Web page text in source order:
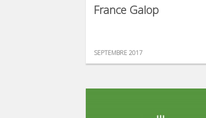
France Galop
SEPTEMBRE 2017